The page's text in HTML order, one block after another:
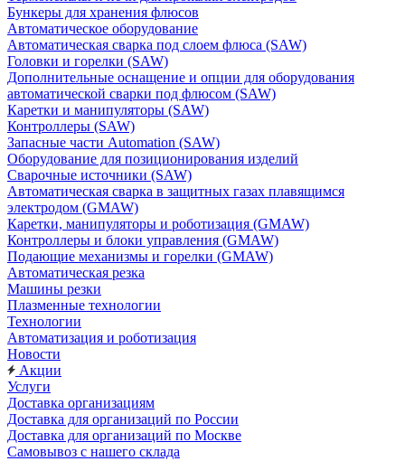
Бункеры для хранения флюсов
Автоматическое оборудование
Автоматическая сварка под слоем флюса (SAW)
Головки и горелки (SAW)
Дополнительные оснащение и опции для оборудования
автоматической сварки под флюсом (SAW)
Каретки и манипуляторы (SAW)
Контроллеры (SAW)
Запасные части Automation (SAW)
Оборудование для позиционирования изделий
Сварочные источники (SAW)
Автоматическая сварка в защитных газах плавящимся
электродом (GMAW)
Каретки, манипуляторы и роботизация (GMAW)
Контроллеры и блоки управления (GMAW)
Подающие механизмы и горелки (GMAW)
Автоматическая резка
Машины резки
Плазменные технологии
Технологии
Автоматизация и роботизация
Новости
Акции
Услуги
Доставка организациям
Доставка для организаций по России
Доставка для организаций по Москве
Самовывоз с нашего склада